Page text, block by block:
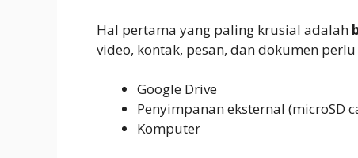
Hal pertama yang paling krusial adalah
video, kontak, pesan, dan dokumen
Google Drive
Penyimpanan eksternal (microSD
Komputer